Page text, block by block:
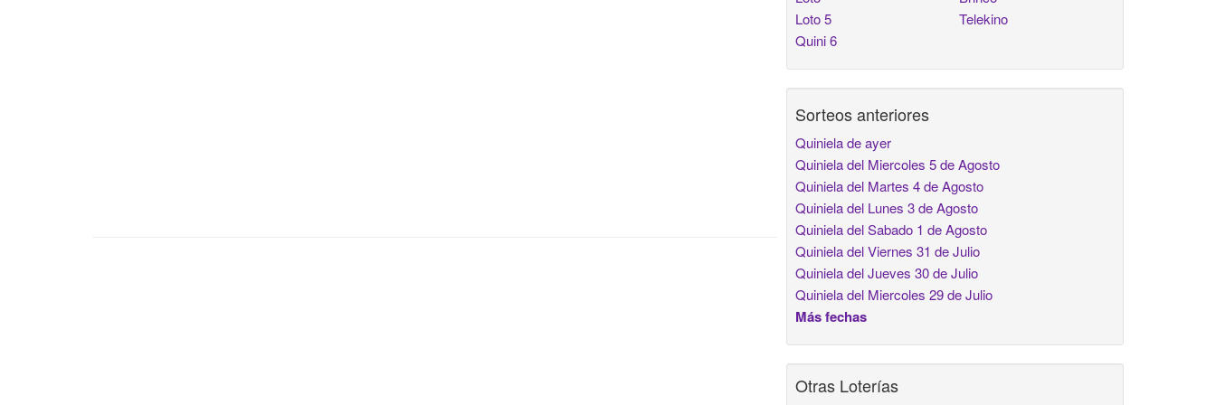
Loto 5
Quini 6
Telekino
Sorteos anteriores
Quiniela de ayer
Quiniela del Miercoles 5 de Agosto
Quiniela del Martes 4 de Agosto
Quiniela del Lunes 3 de Agosto
Quiniela del Sabado 1 de Agosto
Quiniela del Viernes 31 de Julio
Quiniela del Jueves 30 de Julio
Quiniela del Miercoles 29 de Julio
Más fechas
Otras Loterías